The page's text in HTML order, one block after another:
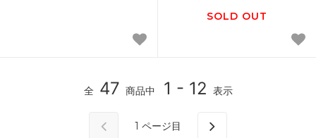
SOLD OUT
全 47 商品中 1 - 12 表示
1 ページ目